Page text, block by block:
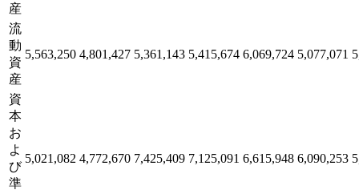
産
流
動
資
産
5,563,250 4,801,427 5,361,143 5,415,674 6,069,724 5,077,071
資
本
お
よ
び
準
5,021,082 4,772,670 7,425,409 7,125,091 6,615,948 6,090,253